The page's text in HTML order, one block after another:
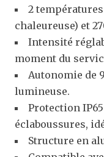
2
chaleureuse) et
Intensité
moment du
Autonomie de
lumineuse.
Protection
éclaboussures,
Structure en